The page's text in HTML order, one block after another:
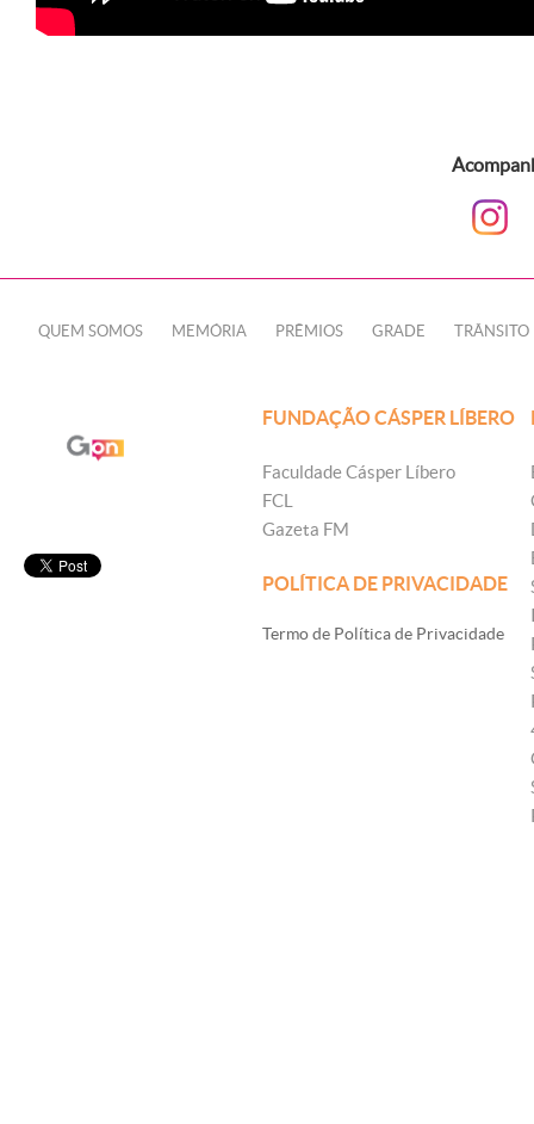
QUEM SOMOS MEMÓRIA PRÊMIOS GRADE TRÂNSITO
FUNDAÇÃO CÁSPER LÍBERO
Faculdade Cásper Líbero
FCL
Gazeta FM
POLÍTICA DE PRIVACIDADE
Termo de Política de Privacidade